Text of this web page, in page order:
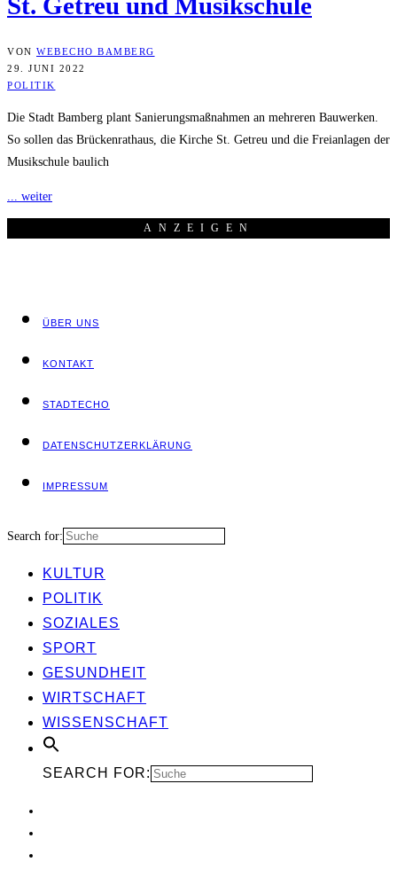
VON WEBECHO BAMBERG
29. JUNI 2022
POLITIK
Die Stadt Bamberg plant Sanierungsmaßnahmen an mehreren Bauwerken.
So sollen das Brückenrathaus, die Kirche St. Getreu und die Freianlagen der
Musikschule baulich
... weiter
ANZEI­GEN
ÜBER UNS
KON­TAKT
STADT­ECHO
DATEN­SCHUTZ­ER­KLÄ­RUNG
IMPRES­SUM
Search for:
KUL­TUR
POLI­TIK
SOZIA­LES
SPORT
GESUND­HEIT
WIRT­SCHAFT
WIS­SEN­SCHAFT
SEARCH FOR: